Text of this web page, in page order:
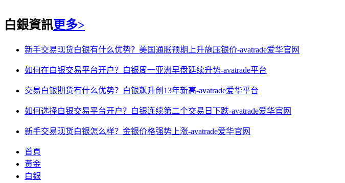
白銀資訊更多>
新手交易现货白银有什么优势？美国通胀预期上升施压银价-avatrade爱华官网
如何在白银交易平台开户？白银周一亚洲早盘延续升势-avatrade平台
交易白银期货有什么优势？白银飙升创13年新高-avatrade爱华平台
如何选择白银交易平台开户？白银连续第二个交易日下跌-avatrade爱华官网
新手交易现货白银怎么样？金银价格强势上涨-avatrade爱华官网
首頁
黃金
白銀